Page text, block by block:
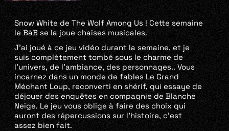
Snow White de The Wolf Among Us ! Cette semaine
le BàB se la joue chaises musicales.
J’ai joué à ce jeu vidéo durant la semaine, et je
suis complètement tombé sous le charme de
l’univers, de l’ambiance, des personnages.. Vous
incarnez dans un monde de fables Le Grand
Méchant Loup, reconverti en shérif, qui essaye de
déjouer des enquêtes en compagnie de Blanche
Neige. Le jeu vous oblige à faire des choix qui
auront des répercussions sur l’histoire, c’est
assez bien fait.